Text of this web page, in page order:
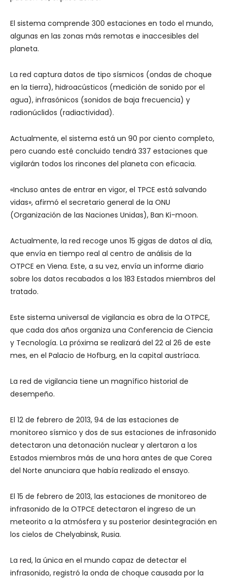
El sistema comprende 300 estaciones en todo el mundo,
algunas en las zonas más remotas e inaccesibles del
planeta.
La red captura datos de tipo sísmicos (ondas de choque
en la tierra), hidroacústicos (medición de sonido por el
agua), infrasónicos (sonidos de baja frecuencia) y
radionúclidos (radiactividad).
Actualmente, el sistema está un 90 por ciento completo,
pero cuando esté concluido tendrá 337 estaciones que
vigilarán todos los rincones del planeta con eficacia.
«Incluso antes de entrar en vigor, el TPCE está salvando
vidas», afirmó el secretario general de la ONU
(Organización de las Naciones Unidas), Ban Ki-moon.
Actualmente, la red recoge unos 15 gigas de datos al día,
que envía en tiempo real al centro de análisis de la
OTPCE en Viena. Este, a su vez, envía un informe diario
sobre los datos recabados a los 183 Estados miembros del
tratado.
Este sistema universal de vigilancia es obra de la OTPCE,
que cada dos años organiza una Conferencia de Ciencia
y Tecnología. La próxima se realizará del 22 al 26 de este
mes, en el Palacio de Hofburg, en la capital austríaca.
La red de vigilancia tiene un magnífico historial de
desempeño.
El 12 de febrero de 2013, 94 de las estaciones de
monitoreo sísmico y dos de sus estaciones de infrasonido
detectaron una detonación nuclear y alertaron a los
Estados miembros más de una hora antes de que Corea
del Norte anunciara que había realizado el ensayo.
El 15 de febrero de 2013, las estaciones de monitoreo de
infrasonido de la OTPCE detectaron el ingreso de un
meteorito a la atmósfera y su posterior desintegración en
los cielos de Chelyabinsk, Rusia.
La red, la única en el mundo capaz de detectar el
infrasonido, registró la onda de choque causada por la